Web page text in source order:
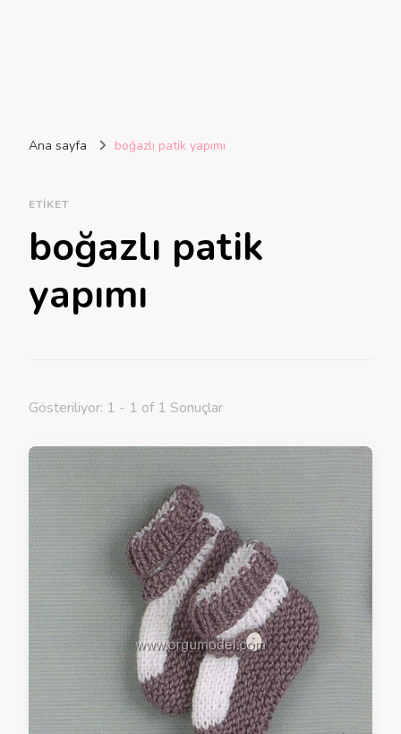
Ana sayfa boğazlı patik yapımı
ETIKET
boğazlı patik
yapımı
Gösteriliyor: 1 - 1 of 1 Sonuçlar